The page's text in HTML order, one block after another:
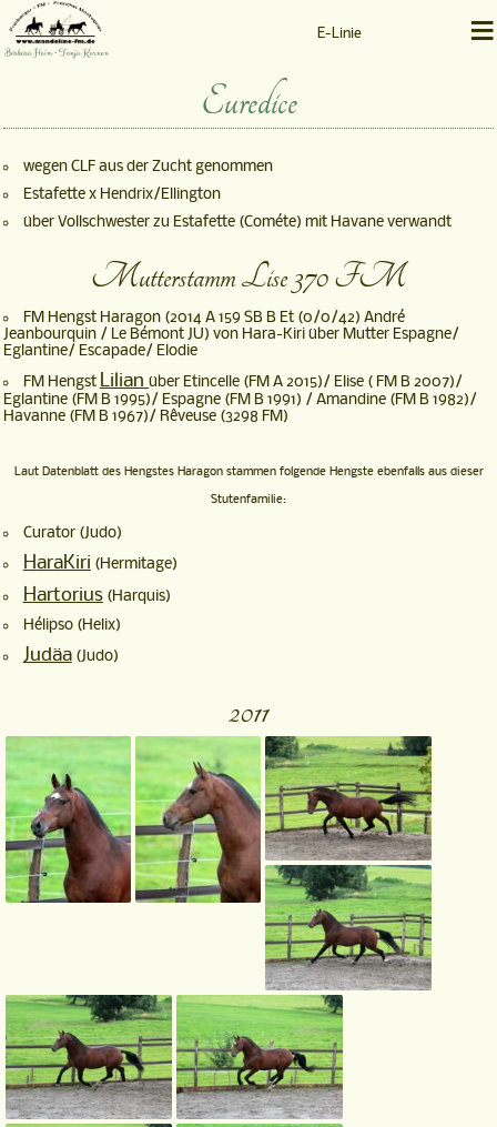
Barbara Heim • Tanja Kernen
E-Linie ≡
Euredice
wegen CLF aus der Zucht genommen
Estafette x Hendrix/Ellington
über Vollschwester zu Estafette (Cométe) mit Havane verwandt
Mutterstamm Lise 370 FM
FM Hengst Haragon (2014 A 159 SB B Et (0/0/42) André
Jeanbourquin / Le Bémont JU) von Hara-Kiri über Mutter Espagne/
Eglantine/ Escapade/ Elodie
FM Hengst Lilian über Etincelle (FM A 2015)/ Elise ( FM B 2007)/
Eglantine (FM B 1995)/ Espagne (FM B 1991) / Amandine (FM B 1982)/
Havanne (FM B 1967)/ Rêveuse (3298 FM)
Laut Datenblatt des Hengstes Haragon stammen folgende Hengste ebenfalls aus dieser
Stutenfamilie:
Curator (Judo)
HaraKiri (Hermitage)
Hartorius(Harquis)
Hélipso (Helix)
Judäa(Judo)
2011